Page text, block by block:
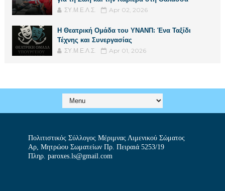
ΣΥ.Μ.Ε.Λ.Σ. Apr 02, 2026
Η Θεατρική Ομάδα του ΥΝΑΝΠ: Ένα Ταξίδι
Τέχνης και Συνεργασίας
ΣΥ.Μ.Ε.Λ.Σ. Apr 01, 2026
Πολιτιστικός Σύλλογος Μέριμνας Λιμενικού Σώματος
Αρ, Μητρώου Σωματείων Πρ. Πειραιά 5253/19
Πληρ. paroxes.ls@gmail.com